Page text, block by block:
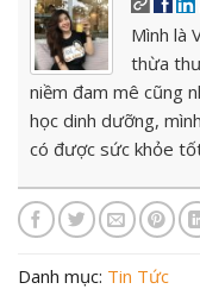
Mình là
thừa
niềm đam mê cũng
học dinh dưỡng,
có được sức khỏe
Danh mục: Tin Tức